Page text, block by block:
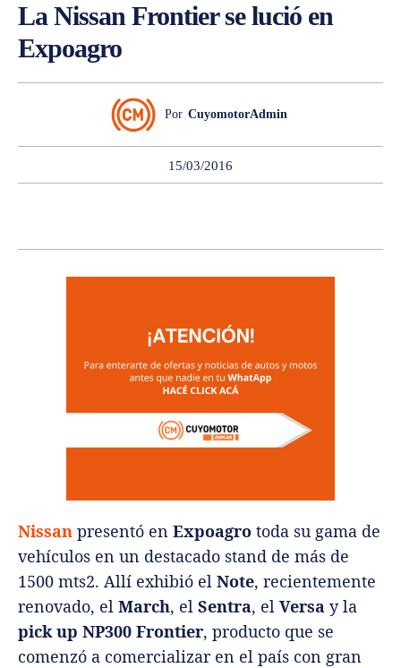
La Nissan Frontier se lució en
Expoagro
Por CuyomotorAdmin
15/03/2016
Nissan presentó en Expoagro toda su gama de
vehículos en un destacado stand de más de
1500 mts2. Allí exhibió el Note, recientemente
renovado, el March, el Sentra, el Versa y la
pick up NP300 Frontier, producto que se
comenzó a comercializar en el país con gran